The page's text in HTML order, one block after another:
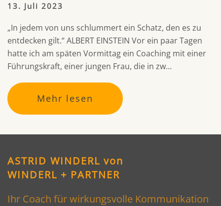
13. Juli 2023
„In jedem von uns schlummert ein Schatz, den es zu
entdecken gilt.“ ALBERT EINSTEIN Vor ein paar Tagen
hatte ich am späten Vormittag ein Coaching mit einer
Führungskraft, einer jungen Frau, die in zw…
Mehr lesen
ASTRID WINDERL von
WINDERL + PARTNER
Ihr Coach für wirkungsvolle Kommunikation